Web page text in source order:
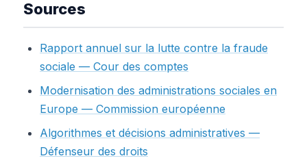
Sources
Rapport annuel sur la lutte contre la fraude
sociale — Cour des comptes
Modernisation des administrations sociales en
Europe — Commission européenne
Algorithmes et décisions administratives —
Défenseur des droits